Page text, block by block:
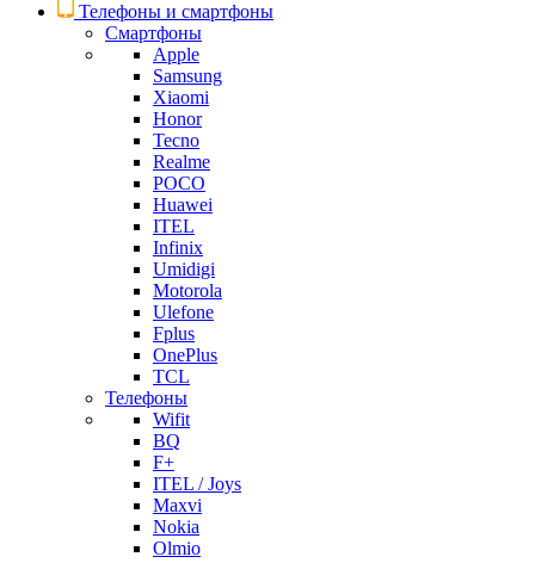
Телефоны и смартфоны
Смартфоны
Apple
Samsung
Xiaomi
Honor
Tecno
Realme
POCO
Huawei
ITEL
Infinix
Umidigi
Motorola
Ulefone
Fplus
OnePlus
TCL
Телефоны
Wifit
BQ
F+
ITEL / Joys
Maxvi
Nokia
Olmio